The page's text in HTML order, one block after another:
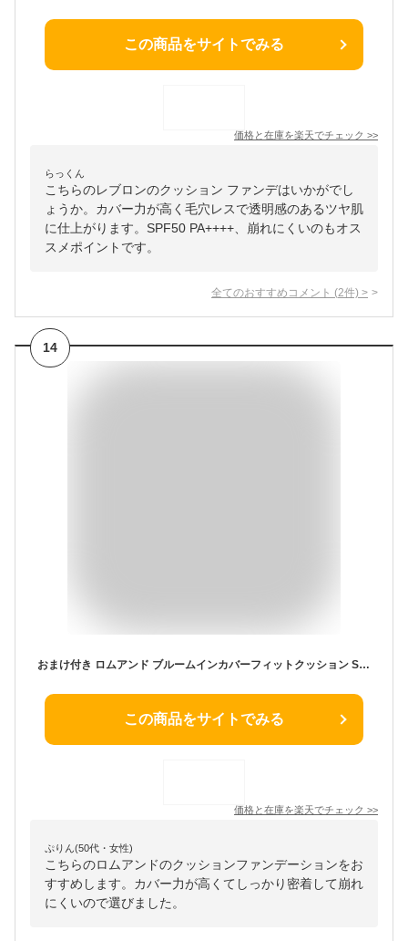
この商品をサイトでみる
価格と在庫を楽天でチェック >>
らっくん
こちらのレブロンのクッション ファンデはいかがでし
ょうか。カバー力が高く毛穴レスで透明感のあるツヤ肌
に仕上がります。SPF50 PA++++、崩れにくいのもオス
スメポイントです。
全てのおすすめコメント (2件) >
14
おまけ付き ロムアンド ブルームインカバーフィットクッション SPF40PA++ rom&nd 密着ファンデ クッションファンデ 韓国 カバー力 ベースメイク メイクアップ 赤み つや セミマット 韓国コスメ ファンデ ゆうパケット 送料無料
この商品をサイトでみる
価格と在庫を楽天でチェック >>
ぷりん(50代・女性)
こちらのロムアンドのクッションファンデーションをお
すすめします。カバー力が高くてしっかり密着して崩れ
にくいので選びました。